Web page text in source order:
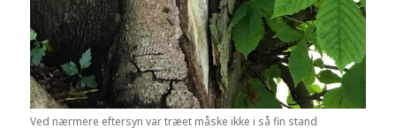
Ved nærmere eftersyn var træet måske ikke i så fin stand